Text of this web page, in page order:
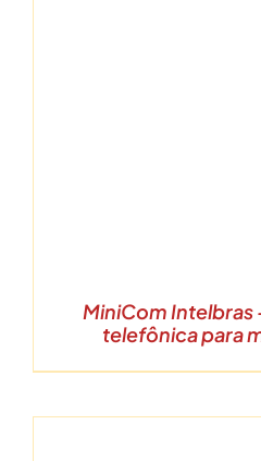
MiniCom Intelbras
telefônica para